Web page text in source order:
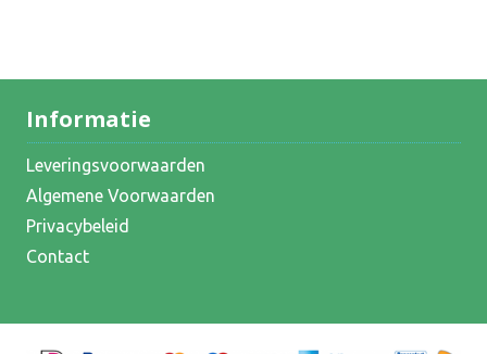
Informatie
Leveringsvoorwaarden
Algemene Voorwaarden
Privacybeleid
Contact